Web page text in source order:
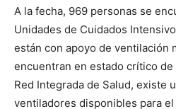
A la fecha, 969 personas se
Unidades de Cuidados
están con apoyo de ventilación
encuentran en estado crítico
Red Integrada de Salud, existe
ventiladores disponibles para